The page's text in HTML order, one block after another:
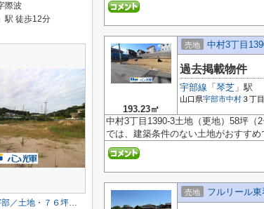
193.23㎡
売地 中村3丁目
過去掲載物件
宇部線 「 琴芝 」駅
山口県宇部市中村３丁目
中村3丁目1390-3土地（更地）58坪（
では、建築条件のない土地がおすす
売地 フルリール東
際波
駅 徒歩12分
心輝タウン西宇部／土地・７６坪（８号地）